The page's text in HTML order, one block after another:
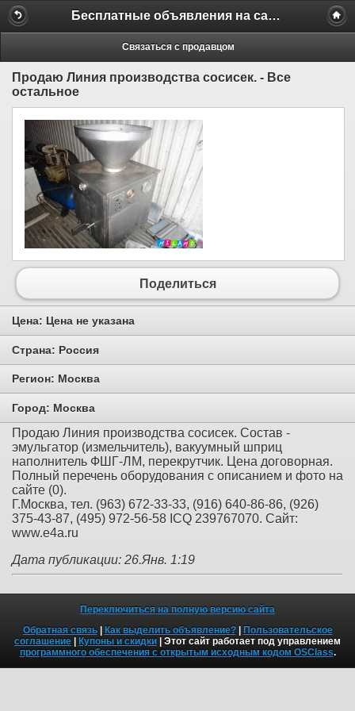
Бесплатные объявления на сайте MILAMO.ru
Связаться с продавцом
Продаю Линия производства сосисек. - Все
остальное
Поделиться
Цена: Цена не указана
Страна: Россия
Регион: Москва
Город: Москва
Продаю Линия производства сосисек. Состав -
эмульгатор (измельчитель), вакуумный шприц
наполнитель ФШГ-ЛМ, перекрутчик. Цена договорная.
Полный перечень оборудования с описанием и фото на
сайте (0).
Г.Москва, тел. (963) 672-33-33, (916) 640-86-86, (926)
375-43-87, (495) 972-56-58 IСQ 239767070. Сайт:
www.e4a.ru
Дата публикации: 26.Янв. 1:19
Переключиться на полную версию сайта
Обратная связь| Как выделить объявление?| Пользовательское
соглашение | Купоны и скидки | Этот сайт работает под управлением
программного обеспечения с открытым исходным кодом OSClass.